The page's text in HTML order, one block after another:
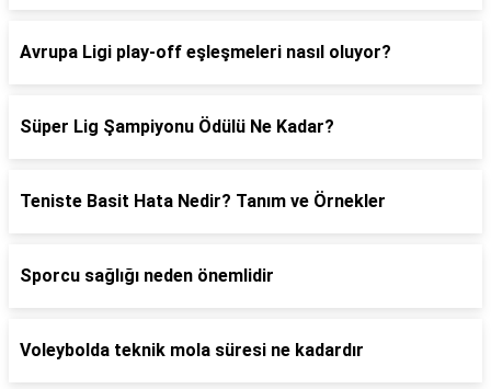
Avrupa Ligi play-off eşleşmeleri nasıl oluyor?
Süper Lig Şampiyonu Ödülü Ne Kadar?
Teniste Basit Hata Nedir? Tanım ve Örnekler
Sporcu sağlığı neden önemlidir
Voleybolda teknik mola süresi ne kadardır